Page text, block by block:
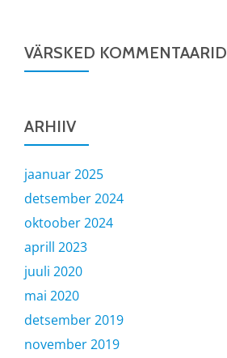
VÄRSKED KOMMENTAARID
ARHIIV
jaanuar 2025
detsember 2024
oktoober 2024
aprill 2023
juuli 2020
mai 2020
detsember 2019
november 2019